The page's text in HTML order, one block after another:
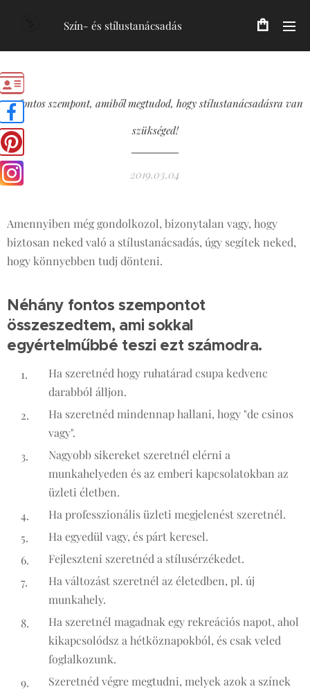
Szín- és stílustanácsadás
10 fontos szempont, amiből megtudod, hogy stílustanácsadásra van
szükséged!
2019.03.04
Amennyiben még gondolkozol, bizonytalan vagy, hogy
biztosan neked való a stílustanácsadás, úgy segítek neked,
hogy könnyebben tudj dönteni.
Néhány fontos szempontot
összeszedtem, ami sokkal
egyértelműbbé teszi ezt számodra.
Ha szeretnéd hogy ruhatárad csupa kedvenc
darabból álljon.
Ha szeretnéd mindennap hallani, hogy "de csinos
vagy".
Nagyobb sikereket szeretnél elérni a
munkahelyeden és az emberi kapcsolatokban az
üzleti életben.
Ha professzionális üzleti megjelenést szeretnél.
Ha egyedül vagy, és párt keresel.
Fejleszteni szeretnéd a stílusérzékedet.
Ha változást szeretnél az életedben, pl. új
munkahely.
Ha szeretnél magadnak egy rekreációs napot, ahol
kikapcsolódsz a hétköznapokból, és csak veled
foglalkozunk.
Szeretnéd végre megtudni, melyek azok a színek